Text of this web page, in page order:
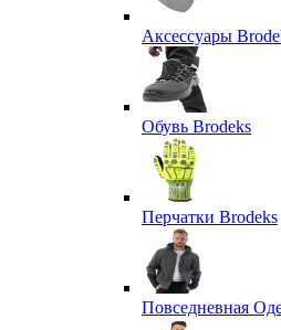
Аксессуары
Обувь Brodeks
Перчатки Brodeks
Повседневная